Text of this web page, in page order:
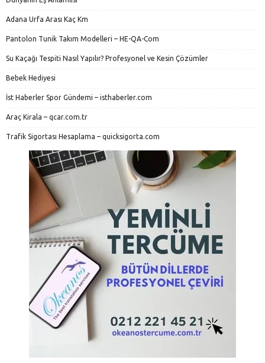
Adana Urfa Arası Kaç Km
Pantolon Tunik Takım Modelleri – HE-QA-Com
Su Kaçağı Tespiti Nasıl Yapılır? Profesyonel ve Kesin Çözümler
Bebek Hediyesi
İst Haberler Spor Gündemi – isthaberler.com
Araç Kirala – qcar.com.tr
Trafik Sigortası Hesaplama – quicksigorta.com